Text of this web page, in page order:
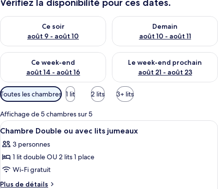
Vérifiez la disponibilité pour ces dates.
Ce soir
août 9 - août 10
Vérifier la disponibilité pour ce soir août 9 - août 10
Demain
août 10 - août 11
Vérifier la disponibilité pour
Ce week-end
août 14 - août 16
Vérifier la disponibilité pour ce week-end août 14 - août 16
Le week-end prochain
août 21 - août 23
Vérifier la disponibilité pour
Filtres
disponibles
pour
les
chambres
Toutes les chambres 1 lit 2 lits 3+ lits
Affichage de 5 chambres sur 5
Afficher
toutes
les
photos
pour
ce
Une chambre à coucher
4
Chambre Double ou avec lits jumeaux
3 personnes
1 lit double OU 2 lits 1 place
Wi-Fi gratuit
Plus de détails
Plus